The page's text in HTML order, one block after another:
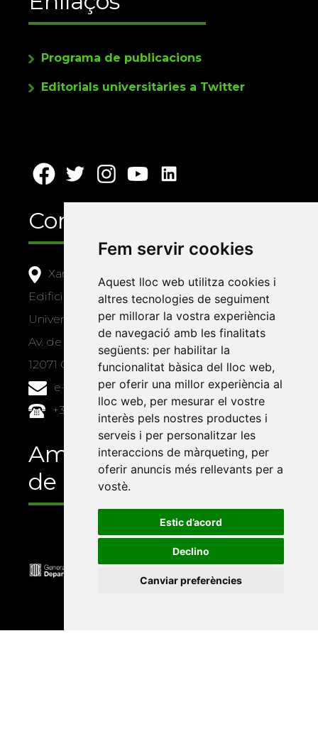
Fem servir cookies
Aquest lloc web utilitza cookies i
altres tecnologies de seguiment
per millorar la vostra experiència
de navegació amb les finalitats
següents: per habilitar la
funcionalitat bàsica del lloc web,
per oferir una millor experiència al
lloc web, per mesurar el vostre
interès pels nostres productes i
serveis i per personalitzar les
interaccions de màrqueting, per
oferir anuncis més rellevants per a
vostè.
Estic d’acord
Declino
Canviar preferències
Programa de publicacions
Editorials universitàries a Twitter
Contacte
Xarxa Vives d'Universitats
Edifici Àgora
Universitat Jaume I, local 10
Av. de Vicent Sos Baynat, s/n
12071 Castelló de la Plana
e-buc@vives.org
+34 964 72 89 93
Amb el suport
de